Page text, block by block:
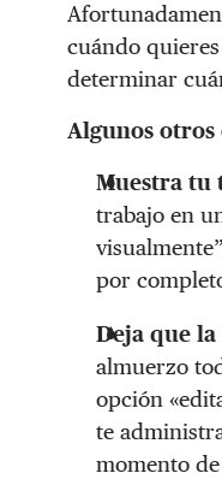
cuándo
determinar
Algunos otros
Muestra tu
trabajo en
por
Deja que
almuerzo
opción
te
momento